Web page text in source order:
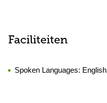
Faciliteiten
Spoken Languages: English